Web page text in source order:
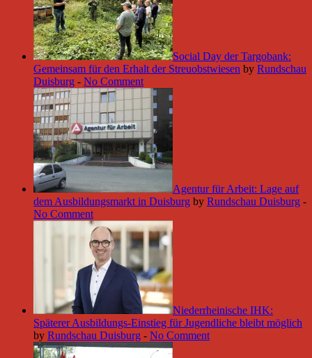
Social Day der Targobank:
Gemeinsam für den Erhalt der Streuobstwiesen by Rundschau
Duisburg - No Comment
Agentur für Arbeit: Lage auf
dem Ausbildungsmarkt in Duisburg by Rundschau Duisburg -
No Comment
Niederrheinische IHK:
Späterer Ausbildungs-Einstieg für Jugendliche bleibt möglich
by Rundschau Duisburg - No Comment